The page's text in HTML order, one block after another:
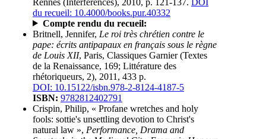
du recueil: 10.4000/books.pur.40332
Compte rendu du recueil:
Britnell, Jennifer, Le roi très chrétien contre le
pape: écrits antipapaux en français sous le règne
de Louis XII, Paris, Classiques Garnier (Textes
de la Renaissance, 169; Littérature des
rhétoriqueurs, 2), 2011, 433 p.
DOI: 10.15122/isbn.978-2-8124-4187-5
ISBN: 9782812402791
Crispin, Philip, « Profane wretches and holy
fools: sottie's unsettling devotion to Christ's
natural law », Performance, Drama and